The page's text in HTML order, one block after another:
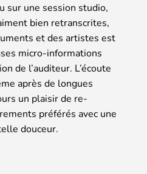
sur une session studio,
bien retranscrites,
et des artistes est
micro-informations
de l’auditeur. L’écoute
après de longues
un plaisir de re-
préférés avec une
douceur.